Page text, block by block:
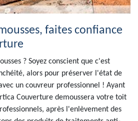
faites confiance
? Soyez conscient que c'est
alors pour préserver l'état de
un couvreur professionnel ! Ayant
Couverture demoussera votre toit
après l'enlèvement des